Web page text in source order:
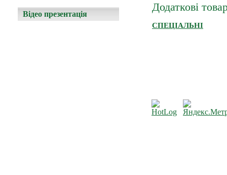
Відео презентація
Додаткові
СПЕЦІАЛЬНІ